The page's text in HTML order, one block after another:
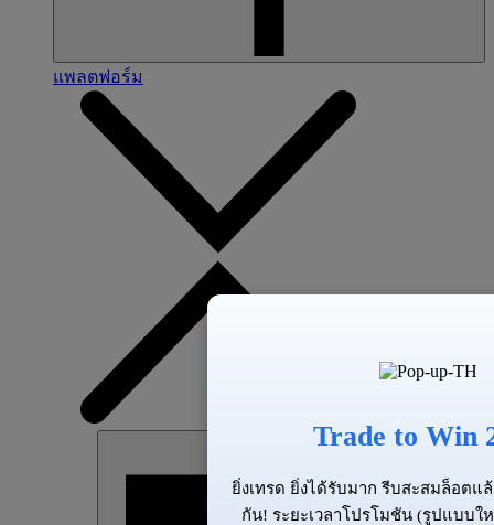
แพลตฟอร์ม
Trade to Win
ยิ่งเทรด ยิ่งได้รับมาก รีบสะสมล็อตแ
กัน! ระยะเวลาโปรโมชัน (รูปแบบใ